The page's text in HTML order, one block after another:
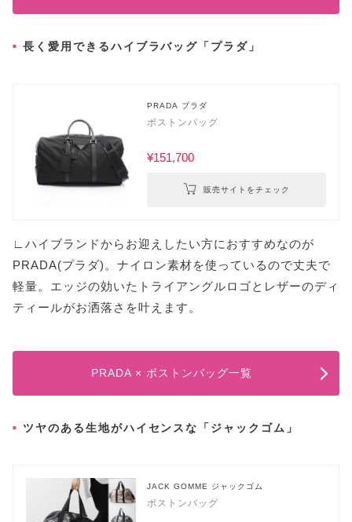
長く愛用できるハイブラバッグ「プラダ」
PRADA プラダ
ボストンバッグ
¥151,700
販売サイトをチェック
∟ハイブランドからお迎えしたい方におすすめなのが
PRADA(プラダ)。ナイロン素材を使っているので丈夫で
軽量。エッジの効いたトライアングルロゴとレザーのディ
ティールがお洒落さを叶えます。
PRADA × ボストンバッグ一覧
ツヤのある生地がハイセンスな「ジャックゴム」
JACK GOMME ジャックゴム
ボストンバッグ